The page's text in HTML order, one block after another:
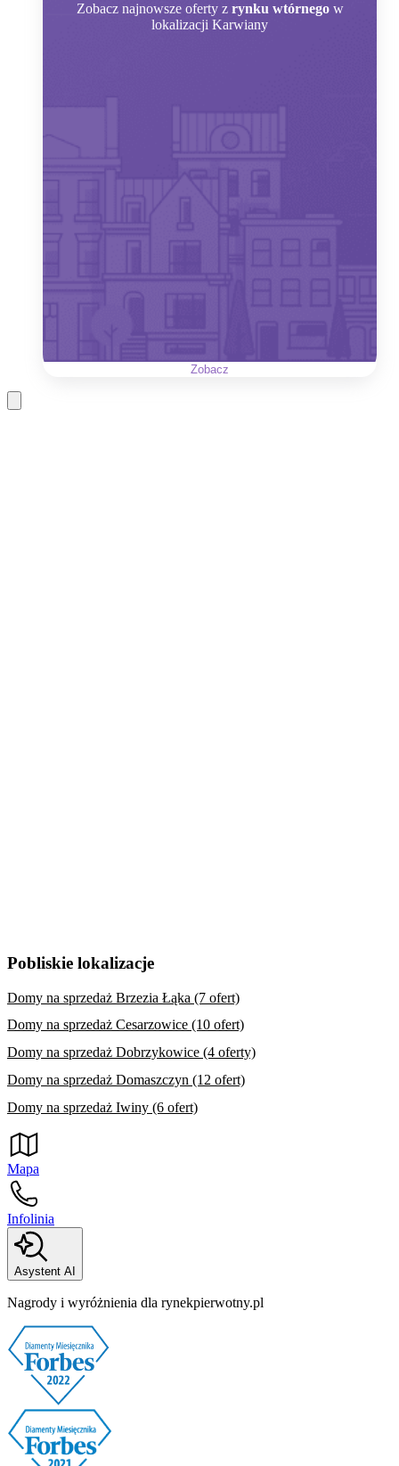
Zobacz najnowsze oferty z rynku wtórnego w
lokalizacji Karwiany
Zobacz
Pobliskie lokalizacje
Domy na sprzedaż Brzezia Łąka (7 ofert)
Domy na sprzedaż Cesarzowice (10 ofert)
Domy na sprzedaż Dobrzykowice (4 oferty)
Domy na sprzedaż Domaszczyn (12 ofert)
Domy na sprzedaż Iwiny (6 ofert)
Mapa
Infolinia
Asystent AI
Nagrody i wyróżnienia dla rynekpierwotny.pl